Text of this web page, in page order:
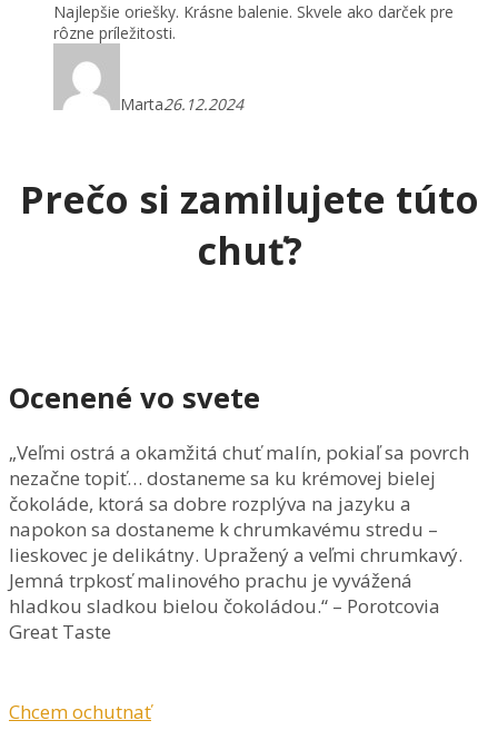
Najlepšie oriešky. Krásne balenie. Skvele ako darček pre
rôzne príležitosti.
Marta26.12.2024
Prečo si zamilujete túto
chuť?
Ocenené vo svete
„Veľmi ostrá a okamžitá chuť malín, pokiaľ sa povrch
nezačne topiť… dostaneme sa ku krémovej bielej
čokoláde, ktorá sa dobre rozplýva na jazyku a
napokon sa dostaneme k chrumkavému stredu –
lieskovec je delikátny. Upražený a veľmi chrumkavý.
Jemná trpkosť malinového prachu je vyvážená
hladkou sladkou bielou čokoládou.“ – Porotcovia
Great Taste
Chcem ochutnať